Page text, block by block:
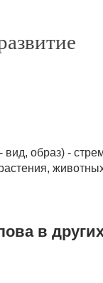
вид, образ) -
в